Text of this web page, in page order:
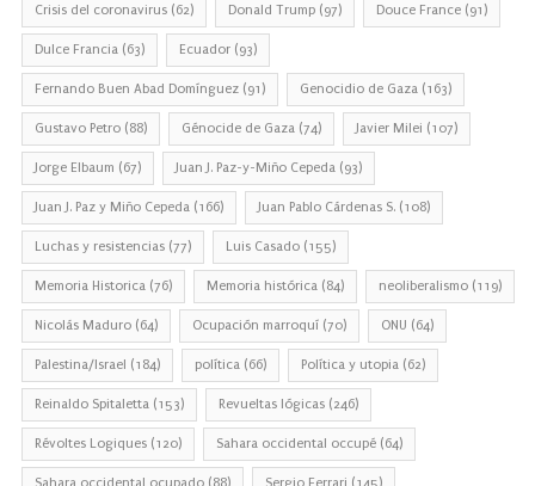
Crisis del coronavirus (62) Donald Trump (97) Douce France (91)
Dulce Francia (63) Ecuador (93)
Fernando Buen Abad Domínguez (91) Genocidio de Gaza (163)
Gustavo Petro (88) Génocide de Gaza (74) Javier Milei (107)
Jorge Elbaum (67) Juan J. Paz-y-Miño Cepeda (93)
Juan J. Paz y Miño Cepeda (166) Juan Pablo Cárdenas S. (108)
Luchas y resistencias (77) Luis Casado (155)
Memoria Historica (76) Memoria histórica (84) neoliberalismo (119)
Nicolás Maduro (64) Ocupación marroquí (70) ONU (64)
Palestina/Israel (184) política (66) Política y utopia (62)
Reinaldo Spitaletta (153) Revueltas lógicas (246)
Révoltes Logiques (120) Sahara occidental occupé (64)